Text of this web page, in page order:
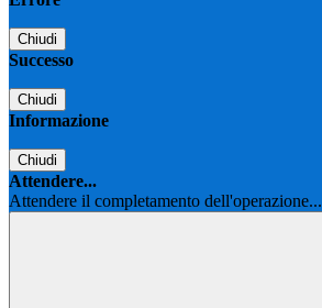
Chiudi
Successo
Chiudi
Informazione
Chiudi
Attendere...
Attendere il completamento dell'operazione...